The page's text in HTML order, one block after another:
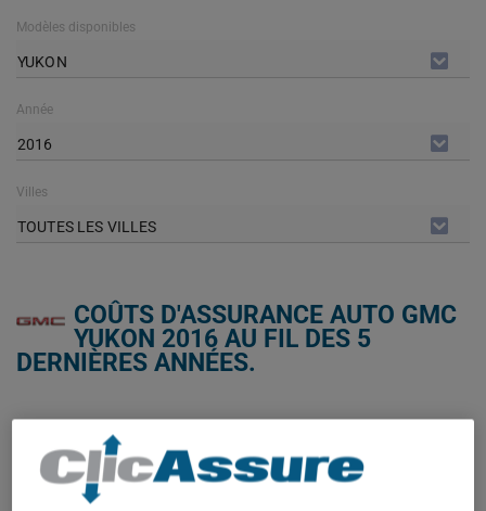
Modèles disponibles
YUKON
Année
2016
Villes
TOUTES LES VILLES
COÛTS D'ASSURANCE AUTO GMC
YUKON 2016 AU FIL DES 5
DERNIÈRES ANNÉES.
d'assurance auto pour ce véhicule.
Essayez un autre modèle ou une autre année, ou
commencez une soumission pour un prix personnalisé.